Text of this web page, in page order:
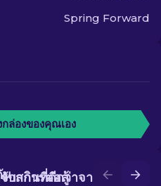
Spring Forward
กล่องของคุณเอง
รับสกินที่ดีกว่าจากการอัป
ากการต่อสู้
น